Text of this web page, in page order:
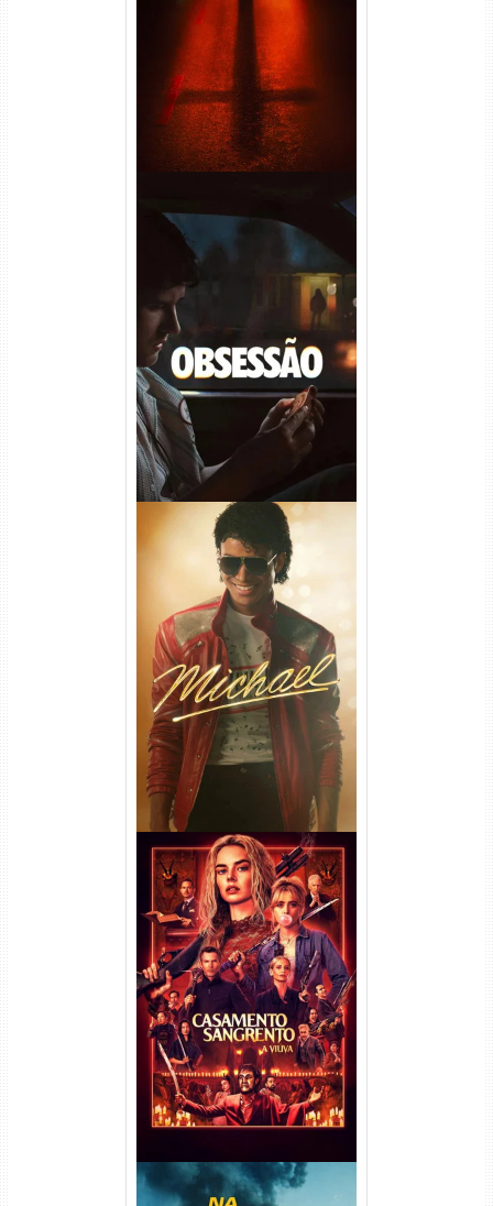
(2026) WEB-DL 1080p Dual
Áudio
Obsessão Torrent (2026)
WEB-DL 1080p/4K Dual
Áudio
Michael Torrent (2026) WEB-
DL 1080p/4K Dual Áudio
Casamento Sangrento: A
Viúva Torrent (2026) WEB-DL
720p/1080p/4K Dual Áudio